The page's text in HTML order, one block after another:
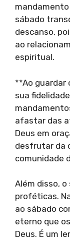
sábado
descanso,
ao
espiritual.
**Ao guardar
sua
afastar das
Deus em
desfrutar da
comunidade
Além disso,
proféticas.
ao sábado
eterno que
Deus. É um